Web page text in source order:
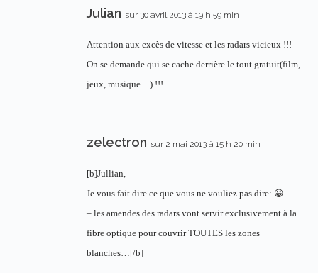
Julian sur 30 avril 2013 à 19 h 59 min
Attention aux excès de vitesse et les radars vicieux !!!
On se demande qui se cache derrière le tout gratuit(film,
jeux, musique…) !!!
zelectron sur 2 mai 2013 à 15 h 20 min
[b]Jullian,
Je vous fait dire ce que vous ne vouliez pas dire: 😀
– les amendes des radars vont servir exclusivement à la
fibre optique pour couvrir TOUTES les zones
blanches…[/b]